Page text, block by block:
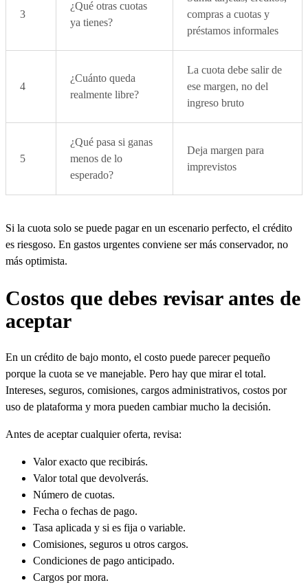
3
¿Qué otras cuotas
ya tienes?
compras a cuotas y
préstamos informales
4
¿Cuánto queda
realmente libre?
La cuota debe salir de
ese margen, no del
ingreso bruto
5
¿Qué pasa si ganas
menos de lo
esperado?
Deja margen para
imprevistos
Si la cuota solo se puede pagar en un escenario perfecto, el crédito
es riesgoso. En gastos urgentes conviene ser más conservador, no
más optimista.
Costos que debes revisar antes de
aceptar
En un crédito de bajo monto, el costo puede parecer pequeño
porque la cuota se ve manejable. Pero hay que mirar el total.
Intereses, seguros, comisiones, cargos administrativos, costos por
uso de plataforma y mora pueden cambiar mucho la decisión.
Antes de aceptar cualquier oferta, revisa:
Valor exacto que recibirás.
Valor total que devolverás.
Número de cuotas.
Fecha o fechas de pago.
Tasa aplicada y si es fija o variable.
Comisiones, seguros u otros cargos.
Condiciones de pago anticipado.
Cargos por mora.